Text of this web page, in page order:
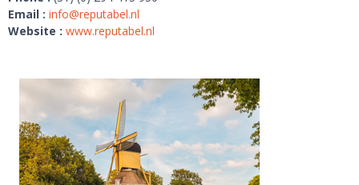
Email : info@reputabel.nl
Website : www.reputabel.nl